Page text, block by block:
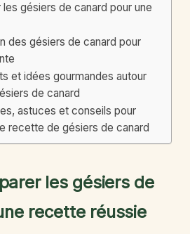
gésiers de canard pour une
des gésiers de canard pour
et idées gourmandes autour
de canard
astuces et conseils pour
recette de gésiers de canard
les gésiers de
recette réussie